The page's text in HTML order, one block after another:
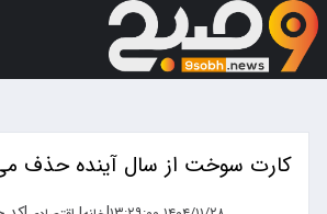
کارت سوخت از سال آینده حذف